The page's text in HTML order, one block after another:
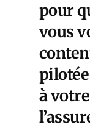
pour
vous
pilotée
à